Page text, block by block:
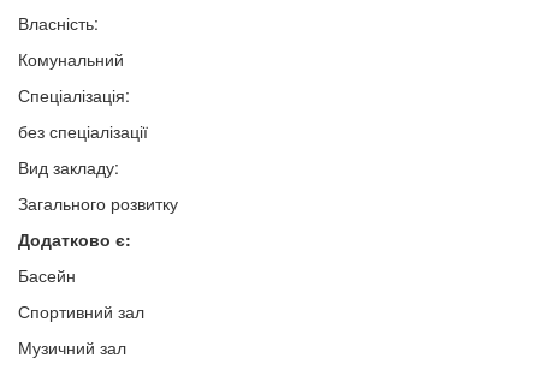
Власність:
Комунальний
Спеціалізація:
без спеціалізації
Вид закладу:
Загального розвитку
Додатково є:
Басейн
Спортивний зал
Музичний зал